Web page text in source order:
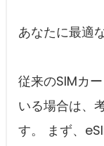
あなたに最適
従来のSIMカ
いる場合は、
す。 まず、